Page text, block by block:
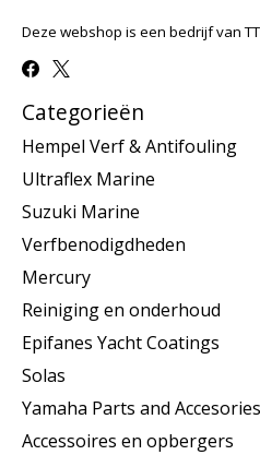
Deze webshop is een bedrijf van
Categorieën
Hempel Verf & Antifouling
Ultraflex Marine
Suzuki Marine
Verfbenodigdheden
Mercury
Reiniging en onderhoud
Epifanes Yacht Coatings
Solas
Yamaha Parts and Accesories
Accessoires en opbergers